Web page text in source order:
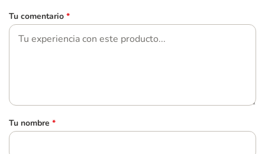
Tu comentario *
Tu nombre *